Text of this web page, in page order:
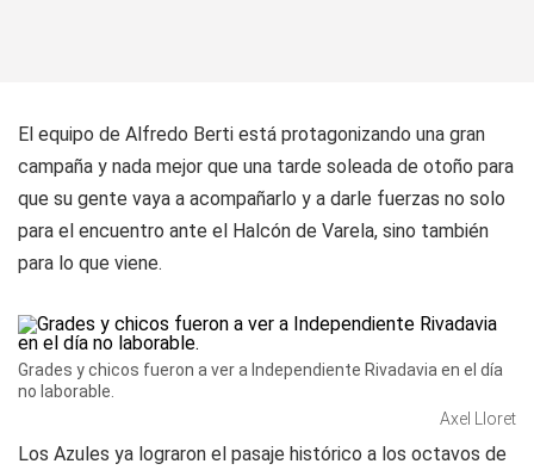
El equipo de Alfredo Berti está protagonizando una gran
campaña y nada mejor que una tarde soleada de otoño para
que su gente vaya a acompañarlo y a darle fuerzas no solo
para el encuentro ante el Halcón de Varela, sino también
para lo que viene.
Grades y chicos fueron a ver a Independiente Rivadavia en el día
no laborable.
Axel Lloret
Los Azules ya lograron el pasaje histórico a los octavos de